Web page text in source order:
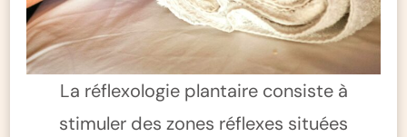
La réflexologie plantaire consiste à
stimuler des zones réflexes situées